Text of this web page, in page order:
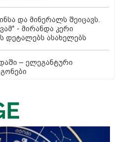
და მინერალს შეიცავს.
- მირანდა კერი
დეტალებს ასახელებს
– ელეგანტური